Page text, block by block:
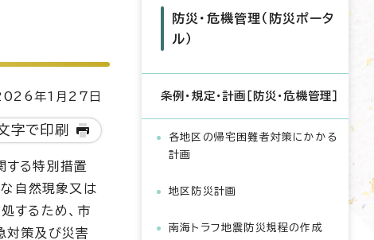
年1月27日
字で印刷
する特別措置
な自然現象又は
するため、市
対策及び災害
防災・危機管理（防災ポータ
ル）
条例・規定・計画［防災・危機管理］
各地区の帰宅困難者対策にかかる
計画
地区防災計画
南海トラフ地震防災規程の作成